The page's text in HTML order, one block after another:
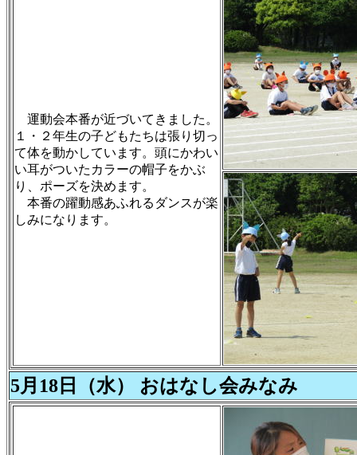
運動会本番が近づいてきました。
１・２年生の子どもたちは張り切っ
て体を動かしています。頭にかわい
い耳がついたカラーの帽子をかぶ
り、ポーズを決めます。
本番の躍動感あふれるダンスが楽
しみになります。
5月18日（水） おはなし会みなみ